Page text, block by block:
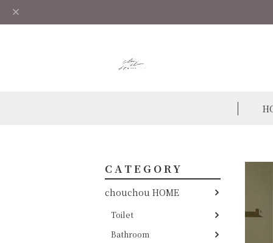
CATEGORY
chouchou HOME
Toilet
Bathroom